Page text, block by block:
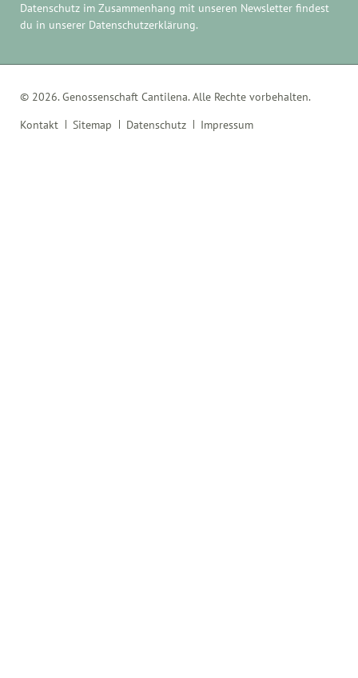
Datenschutz im Zusammenhang mit unseren Newsletter findest
du in unserer Datenschutzerklärung.
© 2026. Genossenschaft Cantilena. Alle Rechte vorbehalten.
Navigation
Kontakt Sitemap Datenschutz Impressum